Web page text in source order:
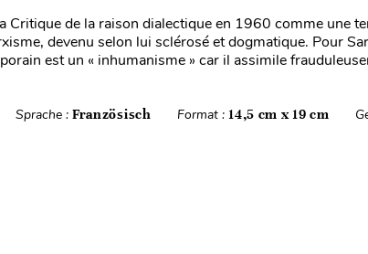
Critique de la raison dialectique en 1960 comme une
devenu selon lui sclérosé et dogmatique. Pour
est un « inhumanisme » car il assimile
Sprache : Französisch Format :14,5 cm x 19 cm